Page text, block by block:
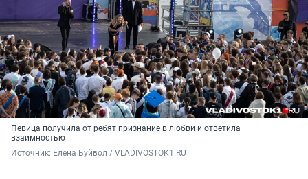
Певица получила от ребят признание в любви и ответила
взаимностью
Источник: Елена Буйвол / VLADIVOSTOK1.RU